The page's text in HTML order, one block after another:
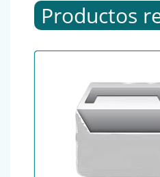
Productos